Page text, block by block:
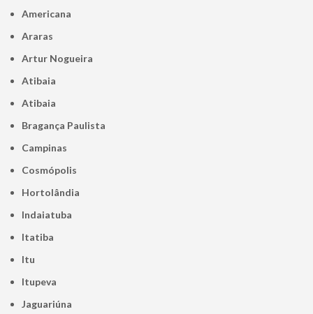
Americana
Araras
Artur Nogueira
Atibaia
Atibaia
Bragança Paulista
Campinas
Cosmópolis
Hortolândia
Indaiatuba
Itatiba
Itu
Itupeva
Jaguariúna